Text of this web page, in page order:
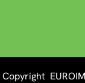
Copyright